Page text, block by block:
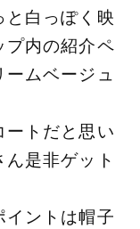
白っぽく映
プ内の紹介ペ
ムベージュ
ートだと思い
是非ゲット
イントは帽子